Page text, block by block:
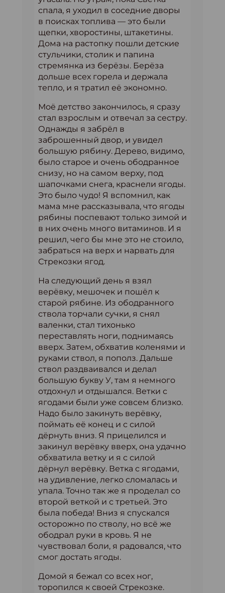
спала, я уходил в соседние дворы
в поисках топлива — это были
щепки, хворостины, штакетины.
Дома на растопку пошли детские
стульчики, столик и папина
стремянка из берёзы. Берёза
дольше всех горела и держала
тепло, и я тратил её экономно.
Моё детство закончилось, я сразу
стал взрослым и отвечал за сестру.
Однажды я забрёл в
заброшенный двор, и увидел
большую рябину. Дерево, видимо,
было старое и очень ободранное
снизу, но на самом верху, под
шапочками снега, краснели ягоды.
Это было чудо! Я вспомнил, как
мама мне рассказывала, что ягоды
рябины поспевают только зимой и
в них очень много витаминов. И я
решил, чего бы мне это не стоило,
забраться на верх и нарвать для
Стрекозки ягод.
На следующий день я взял
верёвку, мешочек и пошёл к
старой рябине. Из ободранного
ствола торчали сучки, я снял
валенки, стал тихонько
переставлять ноги, поднимаясь
вверх. Затем, обхватив коленями и
руками ствол, я пополз. Дальше
ствол раздваивался и делал
большую букву У, там я немного
отдохнул и отдышался. Ветки с
ягодами были уже совсем близко.
Надо было закинуть верёвку,
поймать её конец и с силой
дёрнуть вниз. Я прицелился и
закинул верёвку вверх, она удачно
обхватила ветку и я с силой
дёрнул верёвку. Ветка с ягодами,
на удивление, легко сломалась и
упала. Точно так же я проделал со
второй веткой и с третьей. Это
была победа! Вниз я спускался
осторожно по стволу, но всё же
ободрал руки в кровь. Я не
чувствовал боли, я радовался, что
смог достать ягоды.
Домой я бежал со всех ног,
торопился к своей Стрекозке.